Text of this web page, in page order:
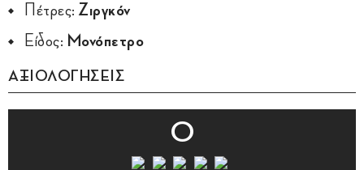
Πέτρες: Ζιργκόν
Είδος: Μονόπετρο
ΑΞΙΟΛΟΓΗΣΕΙΣ
0